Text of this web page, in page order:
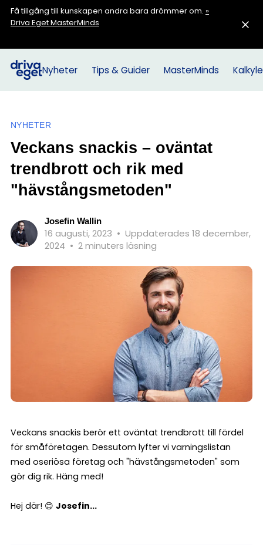
Få tillgång till kunskapen andra bara drömmer om. »
Driva Eget MasterMinds
Nyheter Tips & Guider MasterMinds
NYHETER
Veckans snackis – oväntat
trendbrott och rik med
"hävstångsmetoden"
Josefin Wallin
16 augusti, 2023 • Uppdaterades 18 december,
2024 • 2 minuters läsning
Veckans snackis berör ett oväntat trendbrott till fördel
för småföretagen. Dessutom lyfter vi varningslistan
med oseriösa företag och "hävstångsmetoden" som
gör dig rik. Häng med!
Hej där! 😊 Josefin...